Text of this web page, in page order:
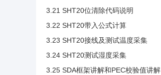
3.21 SHT20位清除代码说明
3.22 SHT20带入公式计算
3.23 SHT20接线及测试温度采集
3.24 SHT20测试湿度采集
3.25 SDA框架讲解和PEC校验值讲解